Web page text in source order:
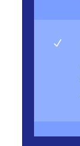
N